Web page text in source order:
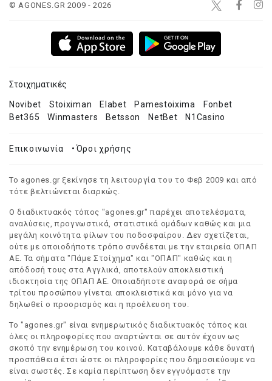
© AGONES.GR 2009 - 2026
Στοιχηματικές
Novibet Stoiximan Elabet Pamestoixima
Fonbet
Bet365
Winmasters Betsson NetBet N1Casino
Επικοινωνία •Όροι χρήσης
Το agones.gr ξεκίνησε τη λειτουργία του το Φεβ 2009 και από
τότε βελτιώνεται διαρκώς.
Ο διαδικτυακός τόπος "agones.gr" παρέχει αποτελέσματα,
αναλύσεις, προγνωστικά, στατιστικά ομάδων καθώς και μια
μεγάλη κοινότητα φίλων του ποδοσφαίρου. Δεν σχετίζεται,
ούτε με οποιοδήποτε τρόπο συνδέεται με την εταιρεία ΟΠΑΠ
ΑΕ. Τα σήματα "Πάμε Στοίχημα" και "ΟΠΑΠ" καθώς και η
απόδοσή τους στα Αγγλικά, αποτελούν αποκλειστική
ιδιοκτησία της ΟΠΑΠ ΑΕ. Οποιαδήποτε αναφορά σε σήμα
τρίτου προσώπου γίνεται αποκλειστικά και μόνο για να
δηλωθεί ο προορισμός και η προέλευση του.
Το "agones.gr" είναι ενημερωτικός διαδικτυακός τόπος και
όλες οι πληροφορίες που αναρτώνται σε αυτόν έχουν ως
σκοπό την ενημέρωση του κοινού. Καταβάλουμε κάθε δυνατή
προσπάθεια έτσι ώστε οι πληροφορίες που δημοσιεύουμε να
είναι σωστές. Σε καμία περίπτωση δεν εγγυόμαστε την